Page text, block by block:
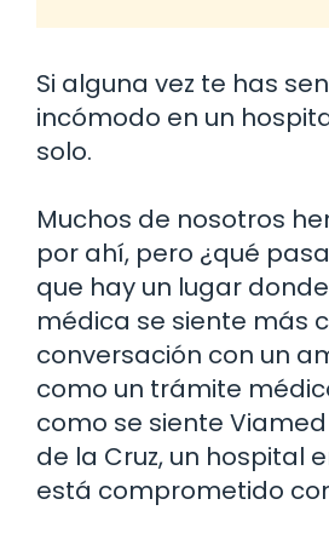
Si alguna vez te has
incómodo en un
solo.
Muchos de nosotros
por ahí, pero ¿qué
que hay un lugar
médica se siente más
conversación con un
como un trámite
como se siente
de la Cruz, un hospital
está comprometido